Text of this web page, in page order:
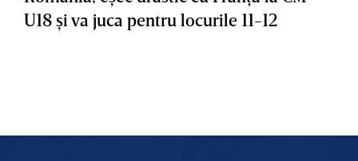
U18 şi va juca pentru locurile 11-12